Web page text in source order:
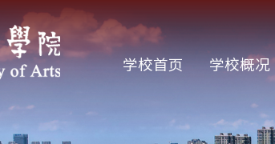
学校首页 学校概况